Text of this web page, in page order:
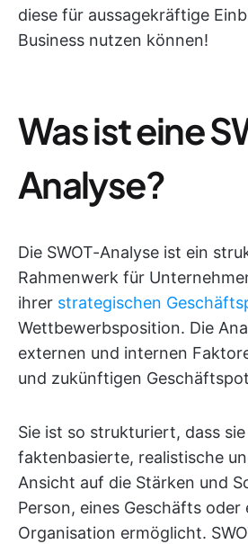
diese für aussagekräftige
Business nutzen können!
Was ist eine
Analyse?
Die SWOT-Analyse ist ein
Rahmenwerk für
ihrer strategischen
Wettbewerbsposition. Die
externen und internen
und zukünftigen
Sie ist so strukturiert, dass
faktenbasierte, realistische
Ansicht auf die Stärken und
Person, eines Geschäfts oder
Organisation ermöglicht.